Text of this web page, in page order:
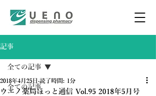
記事
全ての記事
全ての記事
ウエノ薬局ほっと通信 Vol.95 2018年5月号
2018年4月25日 読了時間: 1分